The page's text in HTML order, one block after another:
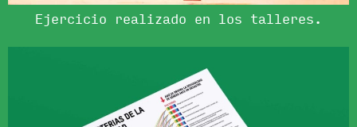
Ejercicio realizado en los talleres.